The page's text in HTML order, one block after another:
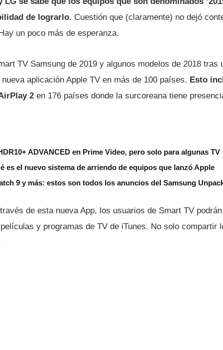
de lograrlo. Cuestión que (claramente) no dejó
un poco más de esperanza.
TV Samsung de 2019 y algunos modelos de 2018 tras
aplicación Apple TV en más de 100 paí­ses. Esto
2 en 176 paí­ses donde la surcoreana tiene
ADVANCED en Prime Video, pero solo para algunas TV
es el nuevo sistema de arriendo de equipos que lanzó Apple
9 y más: estos son todos los anuncios del Samsung
de esta nueva App, los usuarios de Smart TV
y programas de TV de iTunes. No solo compartir